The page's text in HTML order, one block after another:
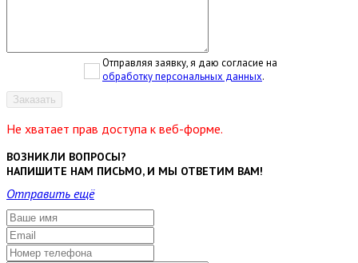
Отправляя заявку, я даю согласие на
обработку персональных данных.
Заказать
Не хватает прав доступа к веб-форме.
ВОЗНИКЛИ ВОПРОСЫ?
НАПИШИТЕ НАМ ПИСЬМО, И МЫ ОТВЕТИМ ВАМ!
Отправить ещё